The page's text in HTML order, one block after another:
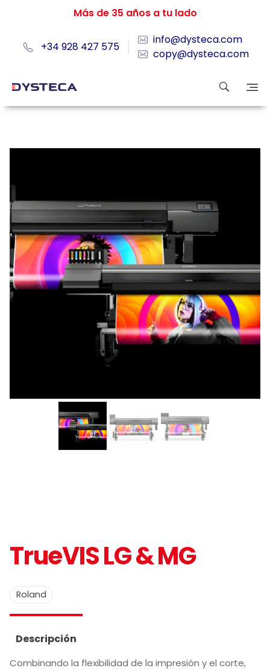
Más de 35 años a tu lado
+34 928 427 575
info@dysteca.com
copy@dysteca.com
TrueVIS LG & MG
Roland
Descripción
Combinando la flexibilidad de la impresión y el corte,